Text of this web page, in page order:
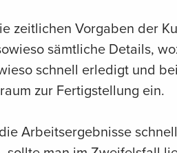
zeitlichen Vorgaben der
sämtliche Details,
schnell erledigt und
zur Fertigstellung ein.
Arbeitsergebnisse